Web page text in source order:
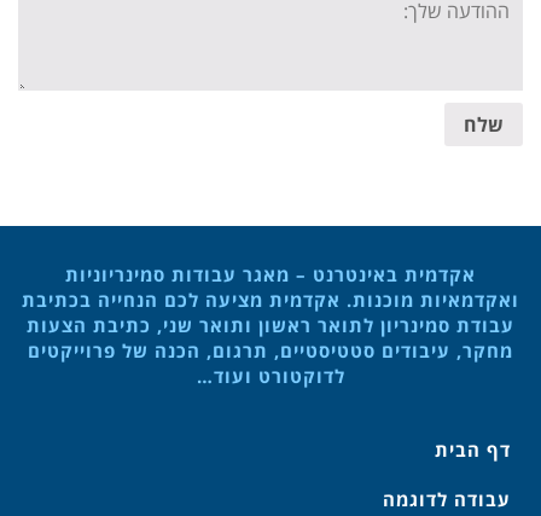
message:
שלח
אקדמית באינטרנט – מאגר עבודות סמינריוניות
ואקדמאיות מוכנות. אקדמית מציעה לכם הנחייה בכתיבת
עבודת סמינריון לתואר ראשון ותואר שני, כתיבת הצעות
מחקר, עיבודים סטטיסטיים, תרגום, הכנה של פרוייקטים
לדוקטורט ועוד…
דף הבית
עבודה לדוגמה